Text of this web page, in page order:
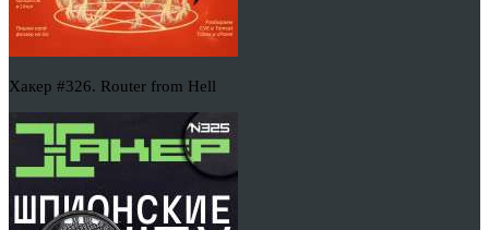
Хакер #326. Router from Hell